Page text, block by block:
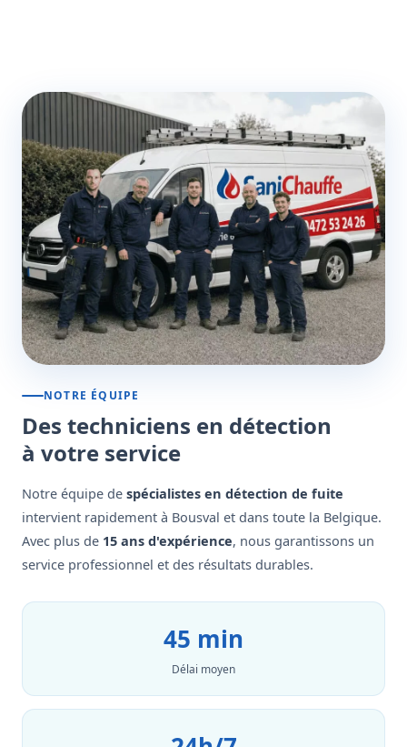
NOTRE ÉQUIPE
Des techniciens en détection
à votre service
Notre équipe de spécialistes en détection de fuite
intervient rapidement à Bousval et dans toute la Belgique.
Avec plus de 15 ans d'expérience, nous garantissons un
service professionnel et des résultats durables.
45 min
Délai moyen